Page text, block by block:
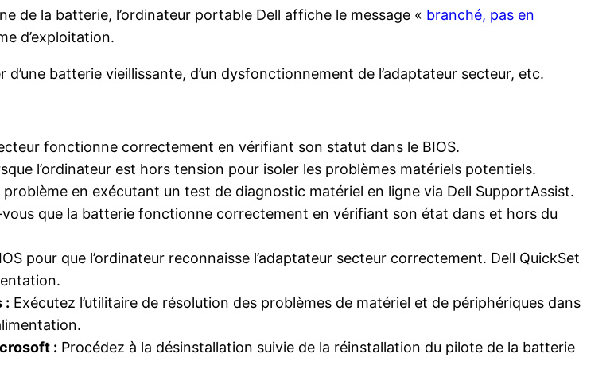
de la batterie, l’ordinateur portable Dell affiche le message « branché, pas en
d’exploitation.
batterie vieillissante, d’un dysfonctionnement de l’adaptateur secteur, etc.
fonctionne correctement en vérifiant son statut dans le BIOS.
l’ordinateur est hors tension pour isoler les problèmes matériels potentiels.
en exécutant un test de diagnostic matériel en ligne via Dell SupportAssist.
que la batterie fonctionne correctement en vérifiant son état dans et hors du
pour que l’ordinateur reconnaisse l’adaptateur secteur correctement. Dell QuickSet
: Exécutez l’utilitaire de résolution des problèmes de matériel et de périphériques dans
: Procédez à la désinstallation suivie de la réinstallation du pilote de la batterie